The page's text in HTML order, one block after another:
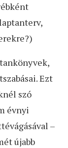
Ezt
szó
évnyi
–
újabb